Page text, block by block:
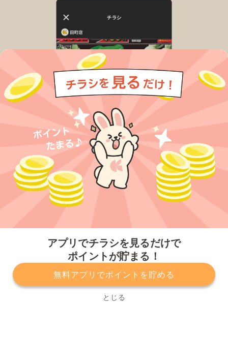
アプリでチラシを見るだけで
ポイントが貯まる！
無料アプリでポイントを貯める
とじる
プライバシーポリシー 利用規約
運営会社
サービスに関してのお問い合わせ